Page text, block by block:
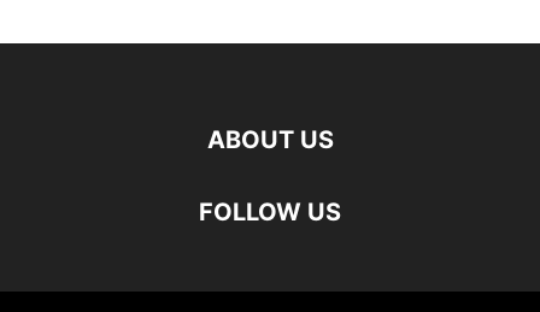
ABOUT US
FOLLOW US